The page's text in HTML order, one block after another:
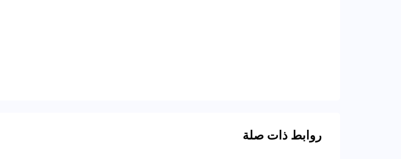
روابط ذات صلة